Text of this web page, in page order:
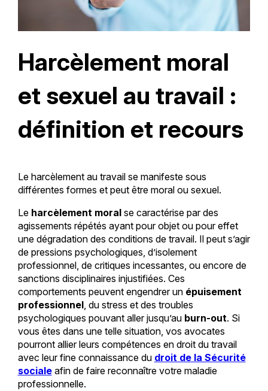
Harcèlement moral
et sexuel au travail :
définition et recours
Le harcèlement au travail se manifeste sous
différentes formes et peut être moral ou sexuel.
Le harcèlement moralse caractérise par des
agissements répétés ayant pour objet ou pour effet
une dégradation des conditions de travail. Il peut s’agir
de pressions psychologiques, d’isolement
professionnel, de critiques incessantes, ou encore de
sanctions disciplinaires injustifiées. Ces
comportements peuvent engendrer un épuisement
professionnel, du stress et des troubles
psychologiques pouvant aller jusqu’au burn-out. Si
vous êtes dans une telle situation, vos avocates
pourront allier leurs compétences en droit du travail
avec leur fine connaissance du droit de la Sécurité
socialeafin de faire reconnaître votre maladie
professionnelle.